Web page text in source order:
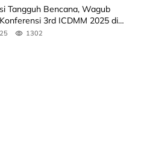
Tangguh Bencana, Wagub
3rd ICDMM 2025 di
1302